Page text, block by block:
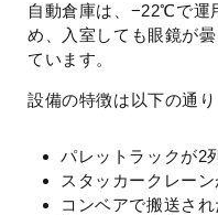
自動倉庫は、−22℃で運
め、入室しても眼鏡が
ています。
設備の特徴は以下の通り
パレットラックが2
スタッカークレー
コンベアで搬送さ